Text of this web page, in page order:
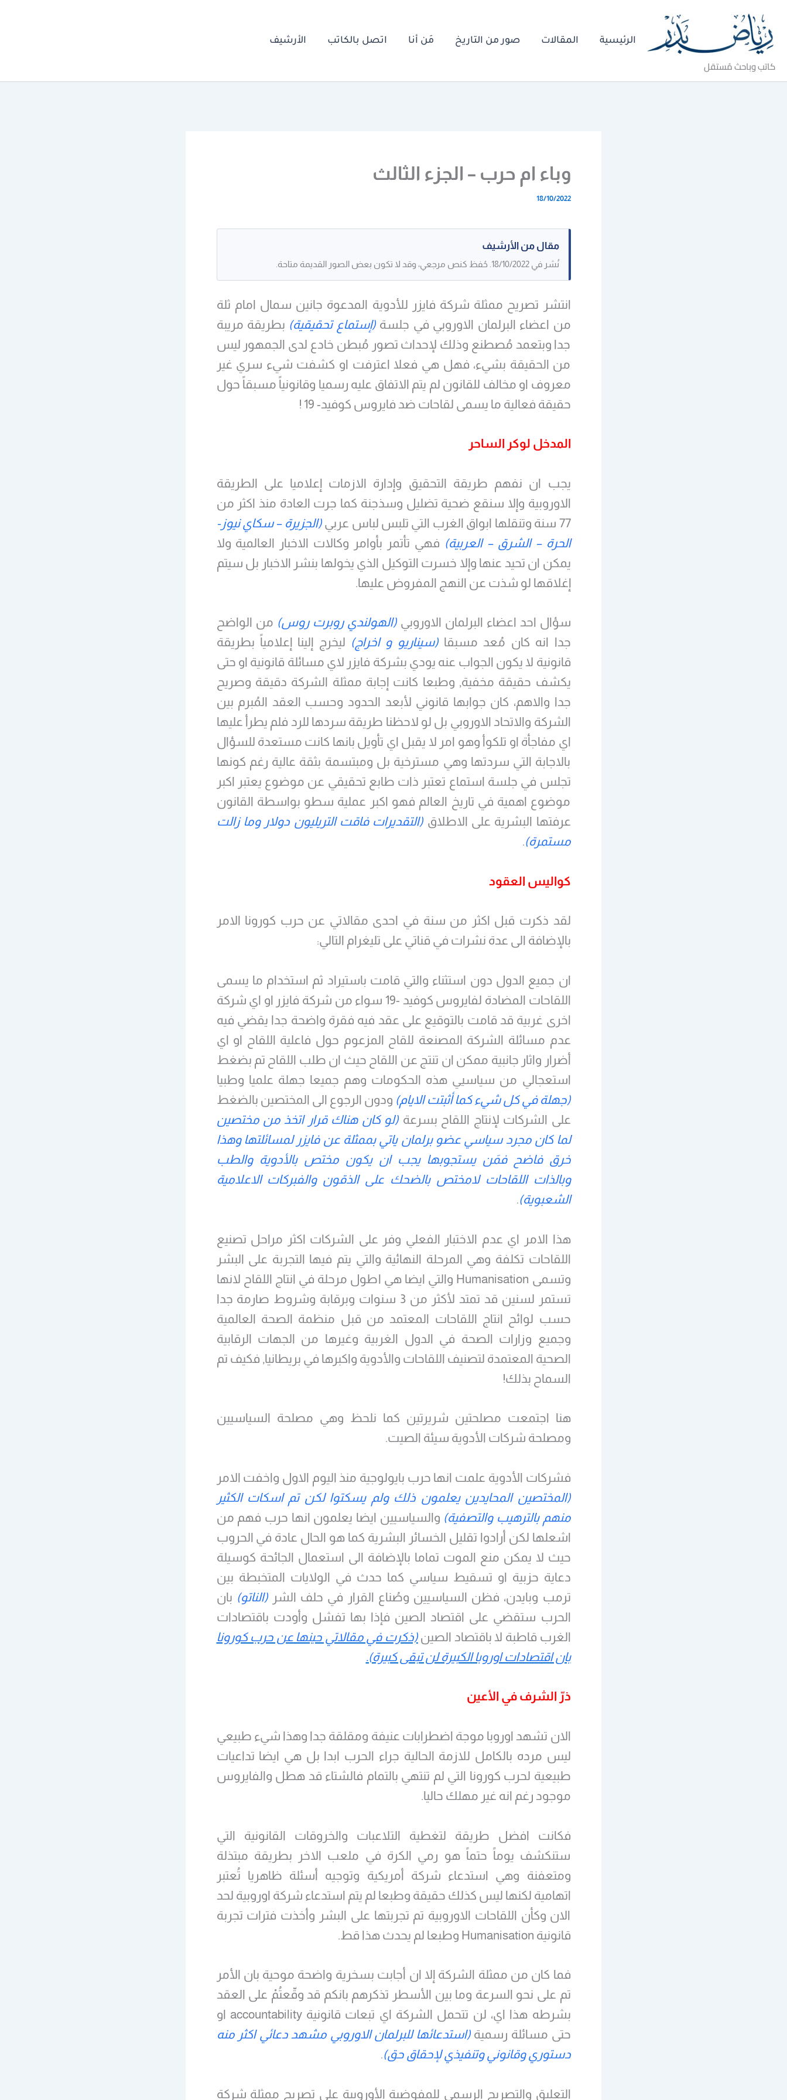
المحتوى
كاتب وباحث مُستقل
الرئيسية المقالات صور من التاريخ مَن أنا اتصل بالكاتب الأرشيف
وباء ام حرب – الجزء الثالث
18/10/2022
مقال من الأرشيف
نُشر في 18/10/2022. حُفظ كنص مرجعي، وقد لا تكون بعض الصور القديمة متاحة.
انتشر تصريح ممثلة شركة فايزر للأدوية المدعوة جانين سمال امام ثلة
من اعضاء البرلمان الاوروبي في جلسة(إستماع تحقيقية) بطريقة مريبة
جدا وبتعمد مُصطنع وذلك لإحداث تصور مُبطن خادع لدى الجمهور ليس
من الحقيقة بشيء، فهل هي فعلا اعترفت او كشفت شيء سري غير
معروف او مخالف للقانون لم يتم الاتفاق عليه رسميا وقانونياً مسبقاً حول
حقيقة فعالية ما يسمى لقاحات ضد فايروس كوفيد- 19 !
المدخل لوكر الساحر
يجب ان نفهم طريقة التحقيق وإدارة الازمات إعلاميا على الطريقة
الاوروبية وإلا سنقع ضحية تضليل وسذجنة كما جرت العادة منذ اكثر من
77 سنة وتنقلها ابواق الغرب التي تلبس لباس عربي
(الجزيرة – سكاي نيوز-
الحرة – الشرق – العربية) فهي تأتمر بأوامر وكالات الاخبار العالمية ولا
يمكن ان تحيد عنها وإلا خسرت التوكيل الذي يخولها بنشر الاخبار بل سيتم
إغلاقها لو شذت عن النهج المفروض عليها.
سؤال احد اعضاء البرلمان الاوروبي(الهولندي روبرت روس) من الواضح
جدا انه كان مُعد مسبقا(سيناريو و اخراج) ليخرج إلينا إعلامياً بطريقة
قانونية لا يكون الجواب عنه يودي بشركة فايزر لاي مسائلة قانونية او حتى
يكشف حقيقة مخفية, وطبعا كانت إجابة ممثلة الشركة دقيقة وصريح
جدا والاهم، كان جوابها قانوني لأبعد الحدود وحسب العقد المُبرم بين
الشركة والاتحاد الاوروبي بل لو لاحظنا طريقة سردها للرد فلم يطرأ عليها
اي مفاجأة او تلكوأ وهو امر لا يقبل اي تأويل بانها كانت مستعدة للسؤال
بالاجابة التي سردتها وهي مسترخية بل ومبتسمة بثقة عالية رغم كونها
تجلس في جلسة استماع تعتبر ذات طابع تحقيقي عن موضوع يعتبر اكبر
موضوع اهمية في تاريخ العالم فهو اكبر عملية سطو بواسطة القانون
عرفتها البشرية على الاطلاق (التقديرات فاقت التريليون دولار وما زالت
مستمرة).
كواليس العقود
لقد ذكرت قبل اكثر من سنة في احدى مقالاتي عن حرب كورونا الامر
بالإضافة الى عدة نشرات في قناتي على تليغرام التالي:
ان جميع الدول دون استثناء والتي قامت باستيراد ثم استخدام ما يسمى
اللقاحات المضادة لفايروس كوفيد -19 سواء من شركة فايزر او اي شركة
اخرى غربية قد قامت بالتوقيع على عقد فيه فقرة واضحة جدا يقضي فيه
عدم مسائلة الشركة المصنعة للقاح المزعوم حول فاعلية اللقاح او اي
أضرار واثار جانبية ممكن ان تنتج عن اللقاح حيث ان طلب اللقاح تم بضغط
استعجالي من سياسيي هذه الحكومات وهم جميعا جهلة علميا وطبيا
(جهلة في كل شيء كما أثبتت الايام) ودون الرجوع الى المختصين بالضغط
على الشركات لإنتاج اللقاح بسرعة (لو كان هناك قرار اتخذ من مختصين
لما كان مجرد سياسي عضو برلمان ياتي بممثلة عن فايزر لمسائلتها وهذا
خرق فاضح فمَن يستجوبها يجب ان يكون مختص بالأدوية والطب
وبالذات اللقاحات لامختص بالضحك على الذقون والفبركات الاعلامية
الشعبوية).
هذا الامر اي عدم الاختبار الفعلي وفر على الشركات اكثر مراحل تصنيع
اللقاحات تكلفة وهي المرحلة النهائية والتي يتم فيها التجربة على البشر
وتسمى Humanisation والتي ايضا هي اطول مرحلة في انتاج اللقاح لانها
تستمر لسنين قد تمتد لأكثر من 3 سنوات وبرقابة وشروط صارمة جدا
حسب لوائح انتاج اللقاحات المعتمد من قبل منظمة الصحة العالمية
وجميع وزارات الصحة في الدول الغربية وغيرها من الجهات الرقابية
الصحية المعتمدة لتصنيف اللقاحات والأدوية واكبرها في بريطانيا, فكيف تم
السماح بذلك!
هنا اجتمعت مصلحتين شريرتين كما نلحظ وهي مصلحة السياسيين
ومصلحة شركات الأدوية سيئة الصيت.
فشركات الأدوية علمت انها حرب بايولوجية منذ اليوم الاول واخفت الامر
(المختصين المحايدين يعلمون ذلك ولم يسكتوا لكن تم اسكات الكثير
منهم بالترهيب والتصفية) والسياسيين ايضا يعلمون انها حرب فهم من
اشعلها لكن أرادوا تقليل الخسائر البشرية كما هو الحال عادة في الحروب
حيث لا يمكن منع الموت تماما بالإضافة الى استعمال الجائحة كوسيلة
دعاية حزبية او تسقيط سياسي كما حدث في الولايات المتخبطة بين
ترمب وبايدن، فظن السياسيين وصُناع القرار في حلف الشر(الناتو) بان
الحرب ستقضي على اقتصاد الصين فإذا بها تفشل وأودت باقتصادات
الغرب قاطبة لا باقتصاد الصين(ذكرت في مقالاتي حينها عن حرب كورونا
بان اقتصادات اوروبا الكبيرة لن تبقى كبيرة).
ذرّ الشرف في الأعين
الان تشهد اوروبا موجة اضطرابات عنيفة ومقلقة جدا وهذا شيء طبيعي
ليس مرده بالكامل للازمة الحالية جراء الحرب ابدا بل هي ايضا تداعيات
طبيعية لحرب كورونا التي لم تنتهي بالتمام فالشتاء قد هطل والفايروس
موجود رغم انه غير مهلك حاليا.
فكانت افضل طريقة لتغطية التلاعبات والخروقات القانونية التي
ستنكشف يوماً حتماً هو رمي الكرة في ملعب الاخر بطريقة مبتذلة
ومتعفنة وهي استدعاء شركة أمريكية وتوجيه أسئلة ظاهريا تُعتبر
اتهامية لكنها ليس كذلك حقيقة وطبعا لم يتم استدعاء شركة اوروبية لحد
الان وكأن اللقاحات الاوروبية تم تجربتها على البشر وأخذت فترات تجربة
قانونية Humanisation وطبعا لم يحدث هذا قط.
فما كان من ممثلة الشركة إلا ان أجابت بسخرية واضحة موحية بان الأمر
تم على نحو السرعة وما بين الأسطر تذكرهم بانكم قد وقّعتُمْ على العقد
بشرطه هذا اي، لن تتحمل الشركة اي تبعات قانونية accountability او
حتى مسائلة رسمية(استدعائها للبرلمان الاوروبي مشهد دعائي اكثر منه
دستوري وقانوني وتنفيذي لإحقاق حق).
التعليق والتصريح الرسمي للمفوضية الأوروبية على تصريح ممثلة شركة